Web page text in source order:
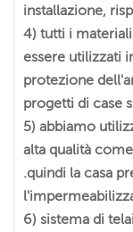
installazione,
4) tutti i
essere utilizzati
protezione
progetti di case
5) abbiamo
alta qualità
.quindi la casa
6) sistema di